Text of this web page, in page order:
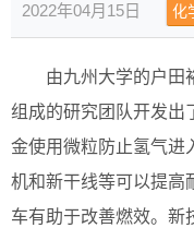
2022年04月15日 化
由九州大学的户田
组成的研究团队开发出
金使用微粒防止氢气进
机和新干线等可以提高
车有助于改善燃效。新